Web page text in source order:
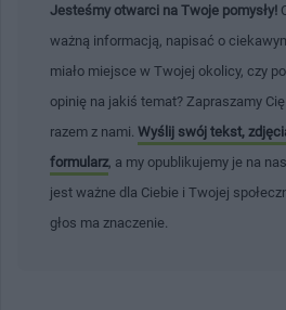
Jesteśmy otwarci na Twoje pomysły!
ważną informacją, napisać o
miało miejsce w Twojej okolicy, czy
opinię na jakiś temat? Zapraszamy
razem z nami. Wyślij swój tekst,
formularz , a my opublikujemy je na
jest ważne dla Ciebie i Twojej
głos ma znaczenie.